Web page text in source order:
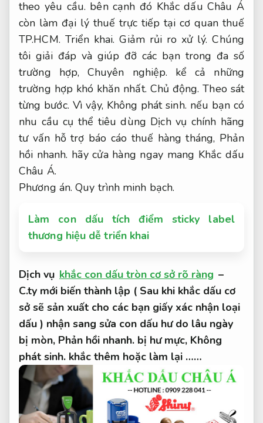
theo yêu cầu. bên cạnh đó Khắc dấu Châu Á
còn làm đại lý thuế trực tiếp tại cơ quan thuế
TP.HCM. Triển khai. Giảm rủi ro xử lý. Chúng
tôi giải đáp và giúp đỡ các bạn trong đa số
trường hợp, Chuyên nghiệp. kể cả những
trường hợp khó khăn nhất. Chủ động. Theo sát
từng bước. Vì vậy, Không phát sinh. nếu bạn có
nhu cầu cụ thể tiêu dùng Dịch vụ chính hãng
tư vấn hỗ trợ báo cáo thuế hàng tháng, Phản
hồi nhanh. hãy cửa hàng ngay mang Khắc dấu
Châu Á.
Phương án. Quy trình minh bạch.
Làm con dấu tích điểm sticky label
thương hiệu dễ triển khai
Dịch vụ khắc con dấu tròn cơ sở rõ ràng –
C.ty mới biến thành lập ( Sau khi khắc dấu cơ
sở sẽ sản xuất cho các bạn giấy xác nhận loại
dấu ) nhận sang sửa con dấu hư do lâu ngày
bị mòn, Phản hồi nhanh. bị hư mực, Không
phát sinh. khắc thêm hoặc làm lại ……